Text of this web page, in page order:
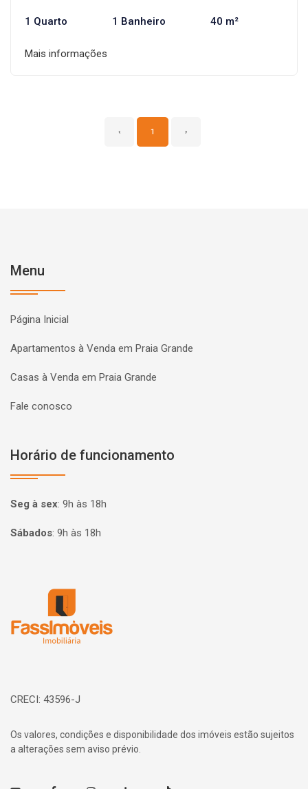
1 Quarto 1 Banheiro 40 m²
Mais informações
‹ 1 ›
Menu
Página Inicial
Apartamentos à Venda em Praia Grande
Casas à Venda em Praia Grande
Fale conosco
Horário de funcionamento
Seg à sex: 9h às 18h
Sábados: 9h às 18h
CRECI: 43596-J
Os valores, condições e disponibilidade dos imóveis estão sujeitos
a alterações sem aviso prévio.